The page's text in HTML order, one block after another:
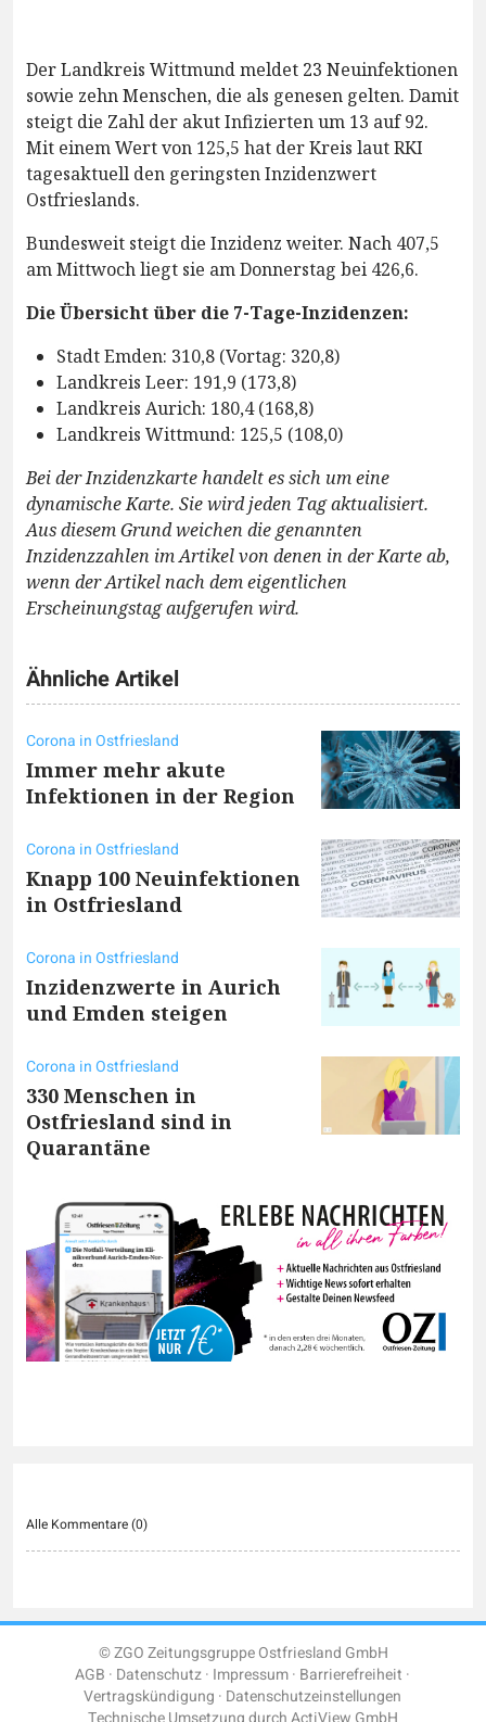
Der Landkreis Wittmund meldet 23 Neuinfektionen
sowie zehn Menschen, die als genesen gelten. Damit
steigt die Zahl der akut Infizierten um 13 auf 92.
Mit einem Wert von 125,5 hat der Kreis laut RKI
tagesaktuell den geringsten Inzidenzwert
Ostfrieslands.
Bundesweit steigt die Inzidenz weiter. Nach 407,5
am Mittwoch liegt sie am Donnerstag bei 426,6.
Die Übersicht über die 7-Tage-Inzidenzen:
Stadt Emden: 310,8 (Vortag: 320,8)
Landkreis Leer: 191,9 (173,8)
Landkreis Aurich: 180,4 (168,8)
Landkreis Wittmund: 125,5 (108,0)
Bei der Inzidenzkarte handelt es sich um eine
dynamische Karte. Sie wird jeden Tag aktualisiert.
Aus diesem Grund weichen die genannten
Inzidenzzahlen im Artikel von denen in der Karte ab,
wenn der Artikel nach dem eigentlichen
Erscheinungstag aufgerufen wird.
Ähnliche Artikel
Corona in Ostfriesland
Immer mehr akute
Infektionen in der Region
Corona in Ostfriesland
Knapp 100 Neuinfektionen
in Ostfriesland
Corona in Ostfriesland
Inzidenzwerte in Aurich
und Emden steigen
Corona in Ostfriesland
330 Menschen in
Ostfriesland sind in
Quarantäne
Alle Kommentare (0)
© ZGO Zeitungsgruppe Ostfriesland GmbH
AGB Datenschutz Impressum Barrierefreiheit
Vertragskündigung Datenschutzeinstellungen